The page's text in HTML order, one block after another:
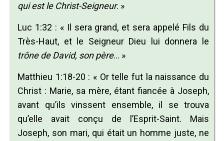
qui est le Christ-Seigneur. »
Luc 1:32 : « Il sera grand, et sera appelé Fils du
Très-Haut, et le Seigneur Dieu lui donnera le
trône de David, son père… »
Matthieu 1:18-20 : « Or telle fut la naissance du
Christ : Marie, sa mère, étant fiancée à Joseph,
avant qu’ils vinssent ensemble, il se trouva
qu’elle avait conçu de l’Esprit-Saint. Mais
Joseph, son mari, qui était un homme juste, ne